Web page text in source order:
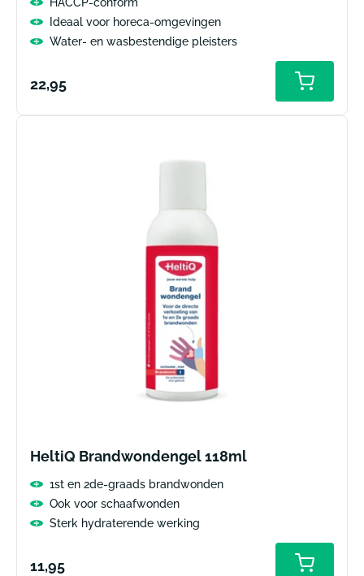
Ideaal voor horeca-omgevingen
Water- en wasbestendige pleisters
Normale
22,95
HeltiQ Brandwondengel 118ml
1st en 2de-graads brandwonden
Ook voor schaafwonden
Sterk hydraterende werking
Normale
11,95